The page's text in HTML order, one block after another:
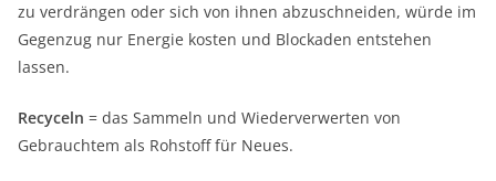
zu verdrängen oder sich von ihnen abzuschneiden, würde im
Gegenzug nur Energie kosten und Blockaden entstehen
lassen.
Recyceln = das Sammeln und Wiederverwerten von
Gebrauchtem als Rohstoff für Neues.